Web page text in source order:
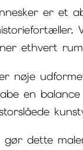
er et
ethvert
er nøje
en
gør dette